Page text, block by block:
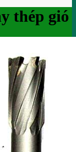
thép gió